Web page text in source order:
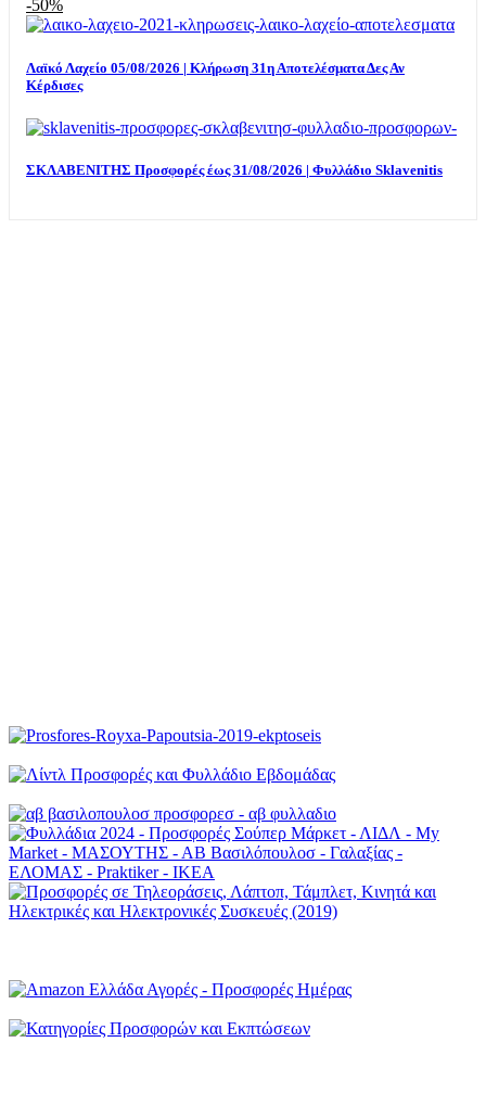
-50%
Λαϊκό Λαχείο 05/08/2026 | Κλήρωση 31η Αποτελέσματα Δες Αν
Κέρδισες
ΣΚΛΑΒΕΝΙΤΗΣ Προσφορές έως 31/08/2026 | Φυλλάδιο Sklavenitis